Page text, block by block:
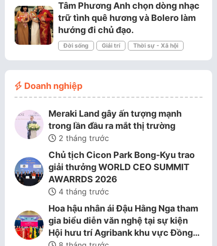
Tâm Phương Anh chọn dòng nhạc
trữ tình quê hương và Bolero làm
hướng đi chủ đạo.
Đời sống Giải trí Thời sự - Xã hội
Doanh nghiệp
Meraki Land gây ấn tượng mạnh
trong lần đầu ra mắt thị trường
2 tháng trước
Chủ tịch Cicon Park Bong-Kyu trao
giải thưởng WORLD CEO SUMMIT
AWARRDS 2026
4 tháng trước
Hoa hậu nhân ái Đậu Hằng Nga tham
gia biểu diễn văn nghệ tại sự kiện
Hội hưu trí Agribank khu vực Đồng…